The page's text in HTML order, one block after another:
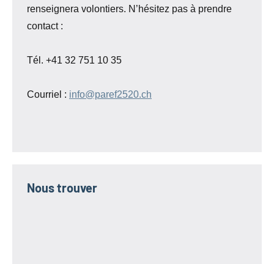
renseignera volontiers. N’hésitez pas à prendre
contact :
Tél. +41 32 751 10 35
Courriel : info@paref2520.ch
Nous trouver